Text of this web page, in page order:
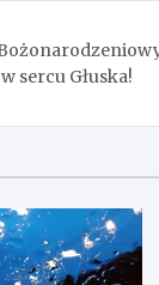
sercu Głuska!